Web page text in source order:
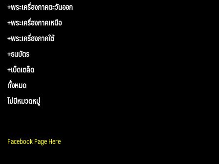
+พระเครื่องภาคตะวันออก
+พระเครื่องภาคเหนือ
+พระเครื่องภาคใต้
+ธนบัตร
+เบ็ดเตล็ด
ทั้งหมด
ไม่มีหมวดหมู่
Facebook Page Here